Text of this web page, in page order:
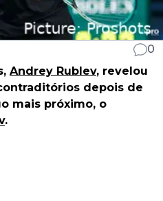
0
Andrey Rublev, revelou
depois de
mais próximo, o
.